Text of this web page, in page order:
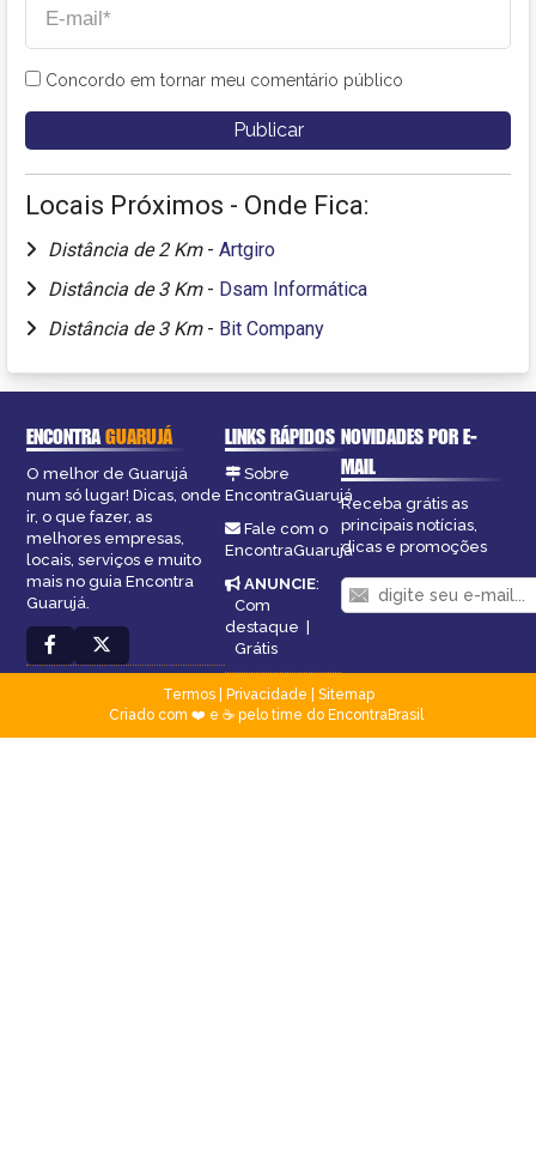
Concordo em tornar meu comentário público
Locais Próximos - Onde Fica:
Distância de 2 Km - Artgiro
Distância de 3 Km - Dsam Informática
Distância de 3 Km - Bit Company
ENCONTRAGUARUJÁ
O melhor de Guarujá
num só lugar! Dicas, onde
ir, o que fazer, as
melhores empresas,
locais, serviços e muito
mais no guia Encontra
Guarujá.
LINKS RÁPIDOS
Sobre
EncontraGuarujá
Fale com o
EncontraGuarujá
ANUNCIE:
Com
destaque |
Grátis
NOVIDADES POR E-
MAIL
Receba grátis as
principais notícias,
dicas e promoções
Termos| Privacidade
Sitemap
Criado com ❤️ e ☕ pelo time do EncontraBrasil